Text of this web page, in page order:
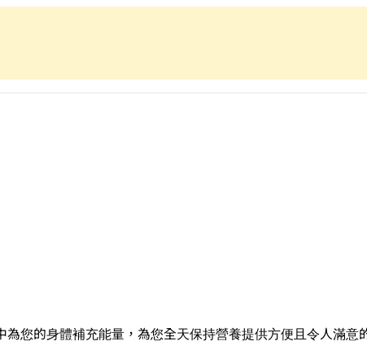
為您的身體補充能量，為您全天保持營養提供方便且令人滿意